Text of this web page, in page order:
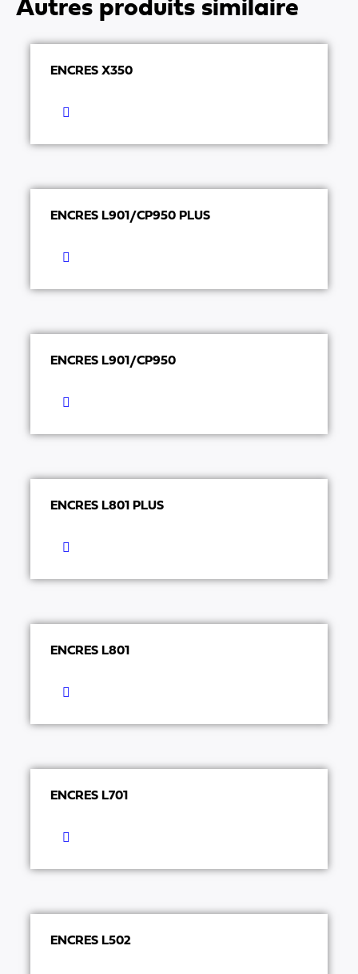
Autres produits similaire
ENCRES X350
ENCRES L901/CP950 PLUS
ENCRES L901/CP950
ENCRES L801 PLUS
ENCRES L801
ENCRES L701
ENCRES L502